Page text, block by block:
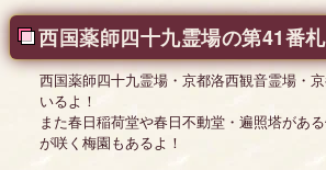
西国薬師四十九霊場の第41番札
西国薬師四十九霊場・京都洛西観音霊場・
いるよ！
また春日稲荷堂や春日不動堂・遍照塔があ
が咲く梅園もあるよ！